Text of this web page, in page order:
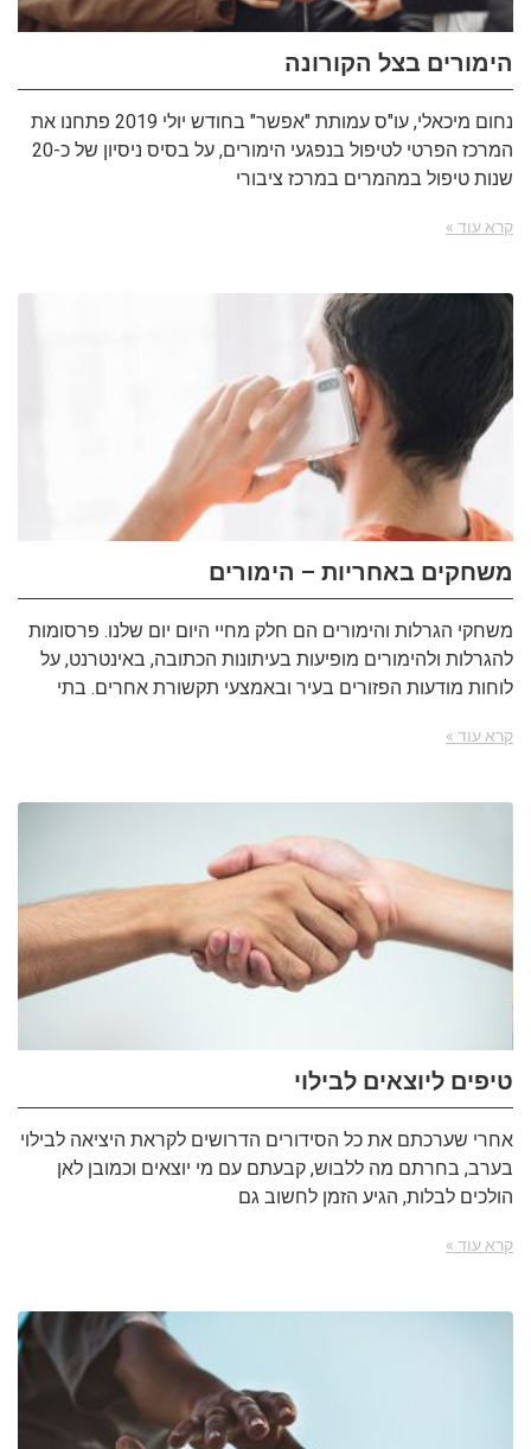
הימורים בצל הקורונה
נחום מיכאלי, עו"ס עמותת "אפשר" בחודש יולי 2019 פתחנו את
המרכז הפרטי לטיפול בנפגעי הימורים, על בסיס ניסיון של כ-20
שנות טיפול במהמרים במרכז ציבורי
קרא עוד »
משחקים באחריות – הימורים
משחקי הגרלות והימורים הם חלק מחיי היום יום שלנו. פרסומות
להגרלות ולהימורים מופיעות בעיתונות הכתובה, באינטרנט, על
לוחות מודעות הפזורים בעיר ובאמצעי תקשורת אחרים. בתי
קרא עוד »
טיפים ליוצאים לבילוי
אחרי שערכתם את כל הסידורים הדרושים לקראת היציאה לבילוי
בערב, בחרתם מה ללבוש, קבעתם עם מי יוצאים וכמובן לאן
הולכים לבלות, הגיע הזמן לחשוב גם
קרא עוד »